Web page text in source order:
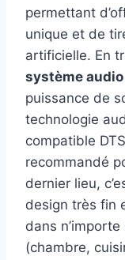
permettant
unique et de
artificielle. En
système
puissance de
technologie
compatible
recommandé
dernier lieu,
design très fin
dans
(chambre,